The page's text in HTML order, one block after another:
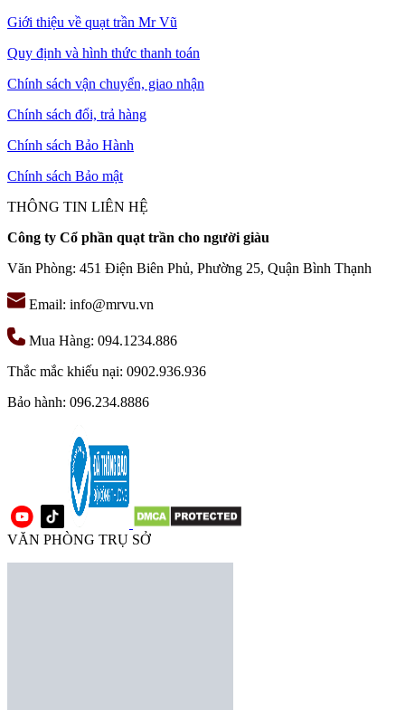
Giới thiệu về quạt trần Mr Vũ
Quy định và hình thức thanh toán
Chính sách vận chuyển, giao nhận
Chính sách đổi, trả hàng
Chính sách Bảo Hành
Chính sách Bảo mật
THÔNG TIN LIÊN HỆ
Công ty Cổ phần quạt trần cho người giàu
Văn Phòng: 451 Điện Biên Phủ, Phường 25, Quận Bình Thạnh
Email: info@mrvu.vn
Mua Hàng: 094.1234.886
Thắc mắc khiếu nại: 0902.936.936
Bảo hành: 096.234.8886
VĂN PHÒNG TRỤ SỞ